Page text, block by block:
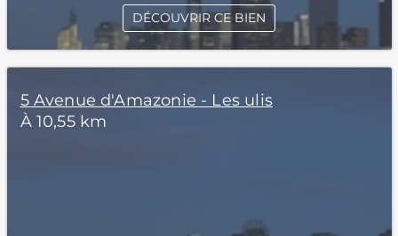
DÉCOUVRIR CE BIEN
5 Avenue d'Amazonie - Les ulis
À 10,55 km